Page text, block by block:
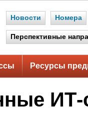
Новости Номера
Перспективные
Ресурсы